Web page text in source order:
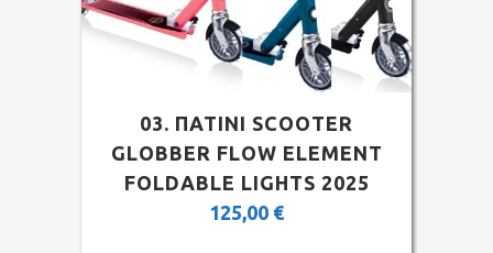
03. ΠΑΤΙΝΙ SCOOTER
GLOBBER FLOW ELEMENT
FOLDABLE LIGHTS 2025
125,00 €